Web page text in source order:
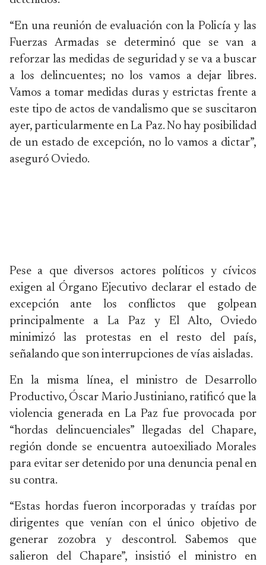
“En una reunión de evaluación con la Policía y las
Fuerzas Armadas se determinó que se van a
reforzar las medidas de seguridad y se va a buscar
a los delincuentes; no los vamos a dejar libres.
Vamos a tomar medidas duras y estrictas frente a
este tipo de actos de vandalismo que se suscitaron
ayer, particularmente en La Paz. No hay posibilidad
de un estado de excepción, no lo vamos a dictar”,
aseguró Oviedo.
Pese a que diversos actores políticos y cívicos
exigen al Órgano Ejecutivo declarar el estado de
excepción ante los conflictos que golpean
principalmente a La Paz y El Alto, Oviedo
minimizó las protestas en el resto del país,
señalando que son interrupciones de vías aisladas.
En la misma línea, el ministro de Desarrollo
Productivo, Óscar Mario Justiniano, ratificó que la
violencia generada en La Paz fue provocada por
“hordas delincuenciales” llegadas del Chapare,
región donde se encuentra autoexiliado Morales
para evitar ser detenido por una denuncia penal en
su contra.
“Estas hordas fueron incorporadas y traídas por
dirigentes que venían con el único objetivo de
generar zozobra y descontrol. Sabemos que
salieron del Chapare”, insistió el ministro en